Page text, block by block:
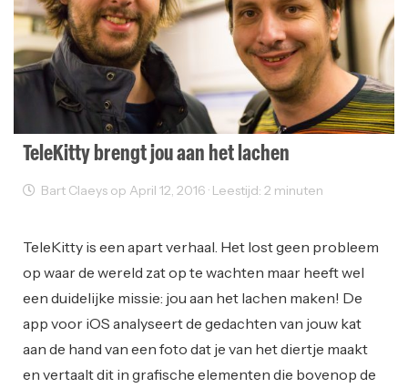
TeleKitty brengt jou aan het lachen
Bart Claeys op April 12, 2016 · Leestijd: 2 minuten
TeleKitty is een apart verhaal. Het lost geen probleem
op waar de wereld zat op te wachten maar heeft wel
een duidelijke missie: jou aan het lachen maken! De
app voor iOS analyseert de gedachten van jouw kat
aan de hand van een foto dat je van het diertje maakt
en vertaalt dit in grafische elementen die bovenop de